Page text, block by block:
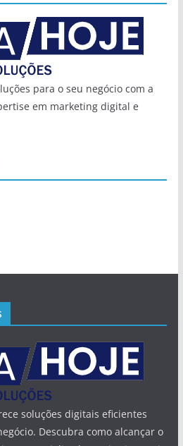
para o seu negócio com a
em marketing digital e
soluções digitais eficientes
Descubra como alcançar o